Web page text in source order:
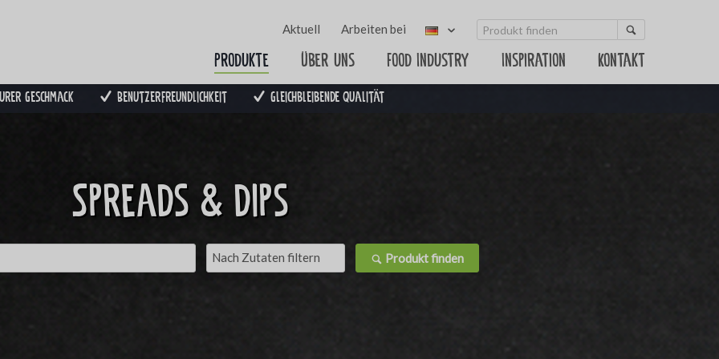
Aktuell Arbeiten bei
Produkte Über uns Food Industry Inspiration Kontakt
Geschmack Benutzerfreundlichkeit Gleichbleibende Qualität
Spreads & dips
Produkt finden